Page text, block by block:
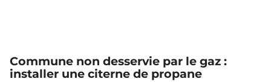
Commune non desservie par le gaz :
installer une citerne de propane